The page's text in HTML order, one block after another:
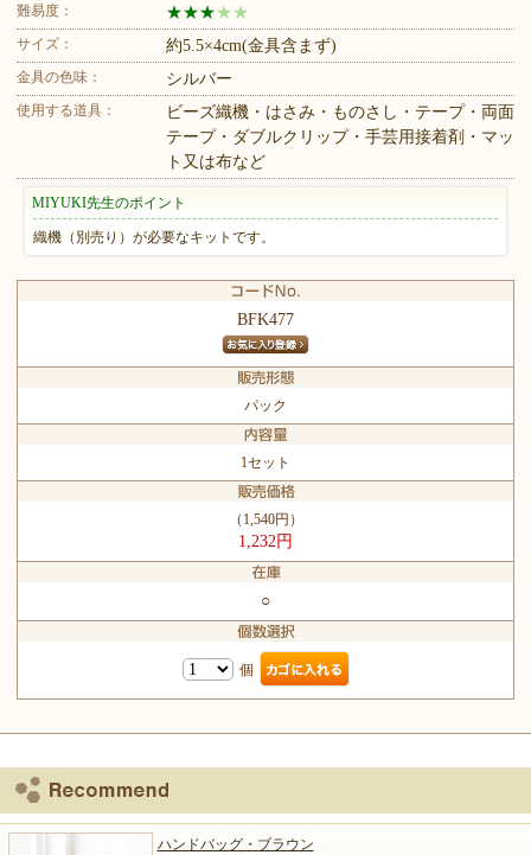
難易度： ★★★ ★ ★
サイズ： 約5.5×4cm(金具含まず)
金具の色味： シルバー
使用する道具：
ビーズ織機・はさみ・ものさし・テープ・両面
テープ・ダブルクリップ・手芸用接着剤・マッ
ト又は布など
MIYUKI先生のポイント
織機（別売り）が必要なキットです。
BFK477
パック
1セット
（1,540円）
1,232円
○
個
ハンドバッグ・ブラウン